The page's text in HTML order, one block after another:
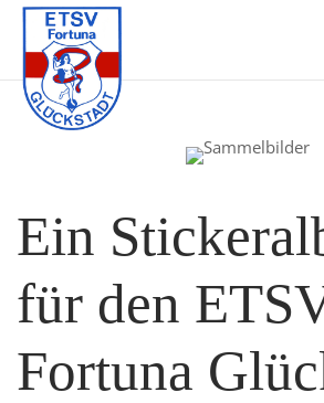
Skip
content
Ein
für den
Fortuna